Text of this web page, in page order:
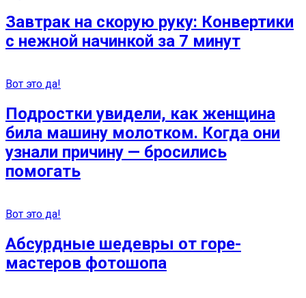
Завтрак на скорую руку: Конвертики
с нежной начинкой за 7 минут
Вот это да!
Подростки увидели, как женщина
била машину молотком. Когда они
узнали причину — бросились
помогать
Вот это да!
Абсурдные шедевры от горе-
мастеров фотошопа